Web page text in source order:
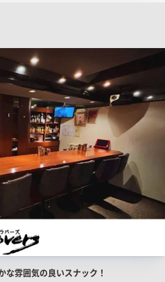
な雰囲気の良いスナック！